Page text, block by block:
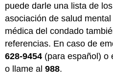
puede darle una lista de
asociación de salud
médica del condado
referencias. En caso de
628-9454 (para español) o
o llame al 988.